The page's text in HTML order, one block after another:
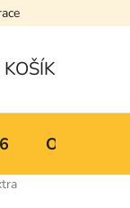
Obchodní